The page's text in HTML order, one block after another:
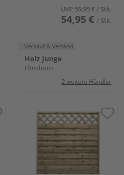
UVP 59,95 €/ Stk.
54,95 € / Stk.
Verkauf & Versand
Holz Junge
Elmshorn
2 weitere Händler